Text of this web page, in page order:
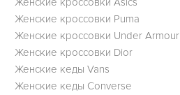
Женские кроссовки Puma
Женские кроссовки Under Armour
Женские кроссовки Dior
Женские кеды Vans
Женские кеды Converse